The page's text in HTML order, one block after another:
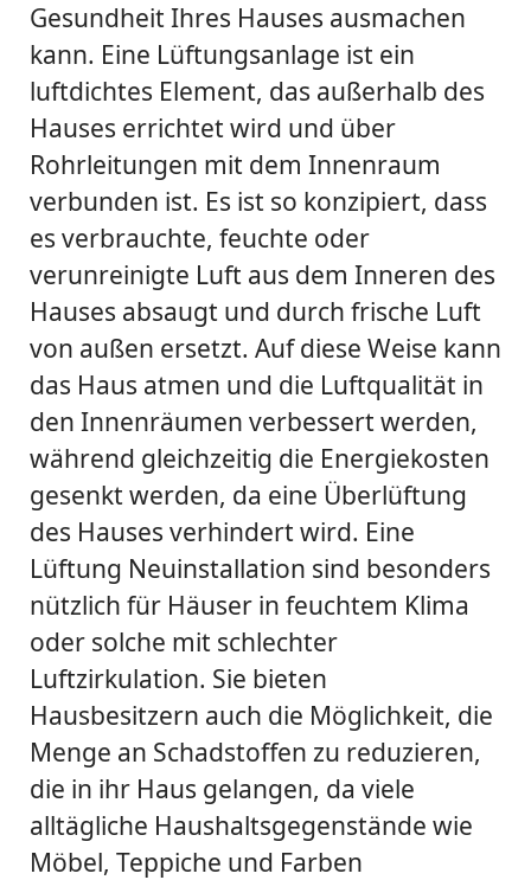
Gesundheit Ihres Hauses ausmachen
kann. Eine Lüftungsanlage ist ein
luftdichtes Element, das außerhalb des
Hauses errichtet wird und über
Rohrleitungen mit dem Innenraum
verbunden ist. Es ist so konzipiert, dass
es verbrauchte, feuchte oder
verunreinigte Luft aus dem Inneren des
Hauses absaugt und durch frische Luft
von außen ersetzt. Auf diese Weise kann
das Haus atmen und die Luftqualität in
den Innenräumen verbessert werden,
während gleichzeitig die Energiekosten
gesenkt werden, da eine Überlüftung
des Hauses verhindert wird. Eine
Lüftung Neuinstallation sind besonders
nützlich für Häuser in feuchtem Klima
oder solche mit schlechter
Luftzirkulation. Sie bieten
Hausbesitzern auch die Möglichkeit, die
Menge an Schadstoffen zu reduzieren,
die in ihr Haus gelangen, da viele
alltägliche Haushaltsgegenstände wie
Möbel, Teppiche und Farben